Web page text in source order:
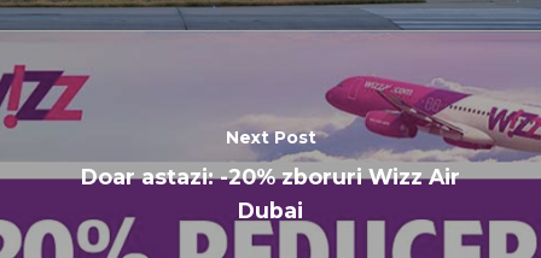
Next Post
Doar astazi: -20% zboruri Wizz Air
Dubai